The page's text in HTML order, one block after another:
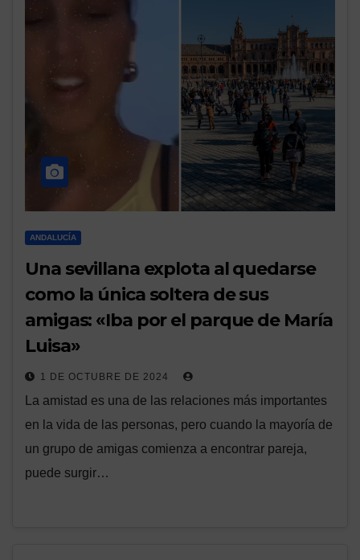
ANDALUCÍA
Una sevillana explota al quedarse
como la única soltera de sus
amigas: «Iba por el parque de María
Luisa»
1 DE OCTUBRE DE 2024
La amistad es una de las relaciones más importantes
en la vida de las personas, pero cuando la mayoría de
un grupo de amigas comienza a encontrar pareja,
puede surgir…